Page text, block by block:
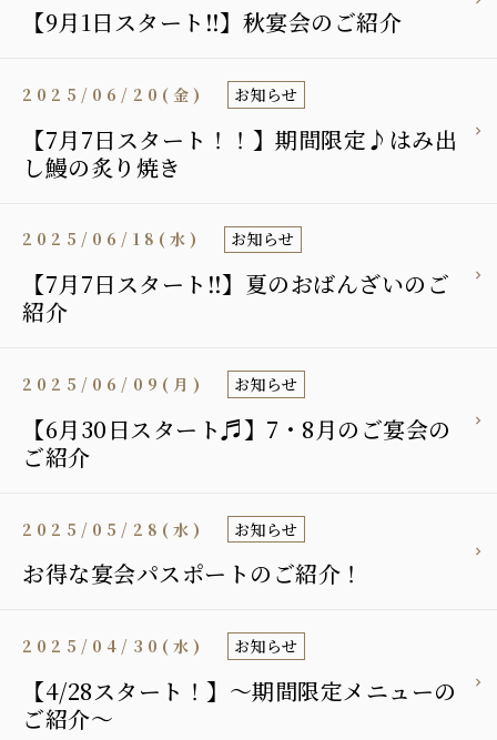
【9月1日スタート‼︎】秋宴会のご紹介
【7月7日スタート！！】期間限定♪はみ出
し鰻の炙り焼き
2025/06/20(金) お知らせ
【7月7日スタート‼︎】夏のおばんざいのご
紹介
2025/06/18(水) お知らせ
【6月30日スタート♬】7・8月のご宴会の
ご紹介
2025/06/09(月) お知らせ
お得な宴会パスポートのご紹介！
2025/05/28(水) お知らせ
【4/28スタート！】～期間限定メニューの
ご紹介～
2025/04/30(水) お知らせ